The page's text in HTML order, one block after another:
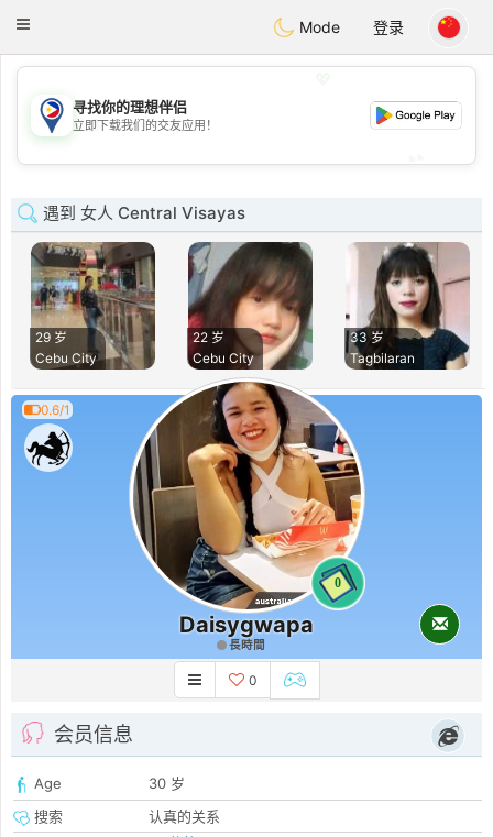
PhilippinesChat
Toggle
Mode 登录
💖
💕
寻找你的理想伴侣
立即下载我们的交友应用！
遇到 女人 Central Visayas
29 岁
Cebu City
22 岁
Cebu City
33 岁
Tagbilaran
0.6/1
0
Daisygwapa
長時間
0
会员信息
Age
30 岁
搜索
认真的关系